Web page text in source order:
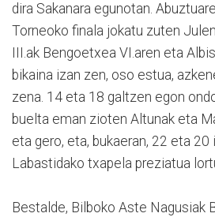
dira Sakanara egunotan.
Torneoko finala jokatu zuten
III.ak Bengoetxea VI.aren eta
bikaina izan zen, oso estua,
zena. 14 eta 18 galtzen egon
buelta eman zioten Altunak eta
eta gero, eta, bukaeran, 22 eta 20
Labastidako txapela preziatua
Bestalde, Bilboko Aste Nagusiak